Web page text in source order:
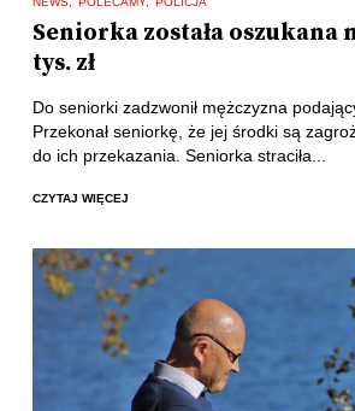
Seniorka została oszukana
tys. zł
Do seniorki zadzwonił mężczyzna
Przekonał seniorkę, że jej środki są
do ich przekazania. Seniorka straciła...
CZYTAJ WIĘCEJ